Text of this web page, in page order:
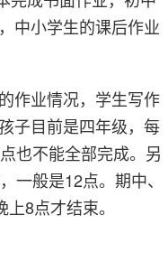
中小学生的课后作业
作业情况，学生写作
子目前是四年级，每
也不能全部完成。另
般是12点。期中、
8点才结束。